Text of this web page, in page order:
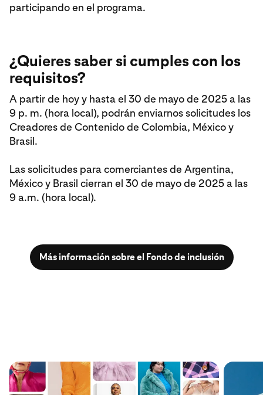
participando en el programa.
¿Quieres saber si cumples con los
requisitos?
A partir de hoy y hasta el 30 de mayo de 2025 a las
9 p. m. (hora local), podrán enviarnos solicitudes los
Creadores de Contenido de Colombia, México y
Brasil.
Las solicitudes para comerciantes de Argentina,
México y Brasil cierran el 30 de mayo de 2025 a las
9 a.m. (hora local).
Más información sobre el Fondo de inclusión